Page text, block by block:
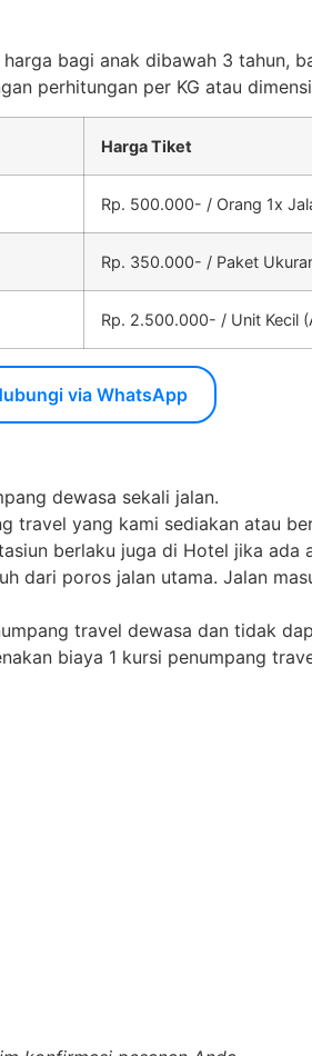
bagi anak dibawah 3 tahun,
perhitungan per KG atau
Harga Tiket
Rp. 500.000- / Orang 1x
Rp. 350.000- / Paket
Rp. 2.500.000- / Unit Kecil
via WhatsApp
dewasa sekali jalan.
travel yang kami sediakan atau
berlaku juga di Hotel jika ada
dari poros jalan utama. Jalan
travel dewasa dan tidak
biaya 1 kursi penumpang